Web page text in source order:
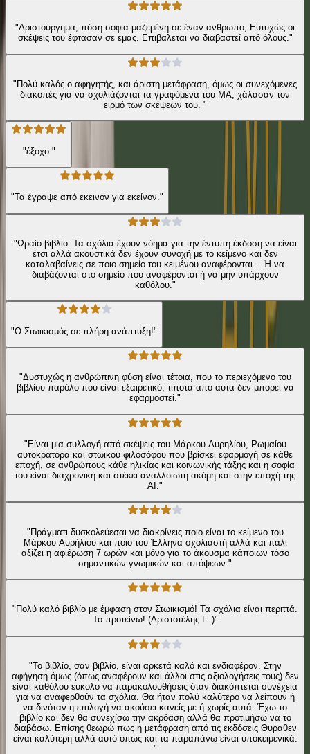
"Αριστούργημα, πόση σοφια μαζεμένη σε έναν ανθρωπο; Ευτυχώς οι
σκέψεις του έφτασαν σε εμας. Επιβαλεται να διαβαστεί από όλους."
"Πολύ καλός ο αφηγητής, και άριστη μετάφραση, όμως οι συνεχόμενες
διακοπές για να σχολιάζονται τα γραφόμενα του ΜΑ, χάλασαν τον
ειρμό των σκέψεων του. "
"έξοχο "
"Τα έγραψε από εκεινον για εκείνον."
"Ωραίο βιβλίο. Τα σχόλια έχουν νόημα για την έντυπη έκδοση να είναι
έτσι αλλά ακουστικά δεν έχουν συνοχή με το κείμενο και δεν
καταλαβαίνεις σε ποιο σημείο του κειμένου αναφέρονται... Ή να
διαβάζονται στο σημείο που αναφέρονται ή να μην υπάρχουν
καθόλου."
"Ο Στωικισμός σε πλήρη ανάπτυξη!"
"Δυστυχώς η ανθρώπινη φύση είναι τέτοια, που το περιεχόμενο του
βιβλίου παρόλο που είναι εξαιρετικό, τίποτα απο αυτα δεν μπορεί να
εφαρμοστεί."
"Είναι μια συλλογή από σκέψεις του Μάρκου Αυρηλίου, Ρωμαίου
αυτοκράτορα και στωικού φιλοσόφου που βρίσκει εφαρμογή σε κάθε
εποχή, σε ανθρώπους κάθε ηλικίας και κοινωνικής τάξης και η σοφία
του είναι διαχρονική και στέκει αναλλοίωτη ακόμη και στην εποχή της
AI."
"Πράγματι δυσκολεύεσαι να διακρίνεις ποιο είναι το κείμενο του
Μάρκου Αυρήλιου και ποιο του Έλληνα σχολιαστή αλλά και πάλι
αξίζει η αφιέρωση 7 ωρών και μόνο για το άκουσμα κάποιων τόσο
σημαντικών γνωμικών και απόψεων."
"Πολύ καλό βιβλίο με έμφαση στον Στωικισμό! Τα σχόλια είναι περιττά.
Το προτείνω! (Αριστοτέλης Γ. )"
"Το βιβλίο, σαν βιβλίο, είναι αρκετά καλό και ενδιαφέρον. Στην
αφήγηση όμως (όπως αναφέρουν και άλλοι στις αξιολογήσεις τους) δεν
είναι καθόλου εύκολο να παρακολουθήσεις όταν διακόπτεται συνέχεια
για να αναφερθούν τα σχόλια. Θα ήταν πολύ καλύτερο να λείπουν ή
να δινόταν η επιλογή να ακούσει κανείς με ή χωρίς αυτά. Έχω το
βιβλίο και δεν θα συνεχίσω την ακρόαση αλλά θα προτιμήσω να το
διαβάσω. Επίσης θεωρώ πως η μετάφραση από τις εκδόσεις Θυραθεν
είναι καλύτερη αλλά αυτό όπως και τα παραπάνω είναι υποκειμενικά.
"